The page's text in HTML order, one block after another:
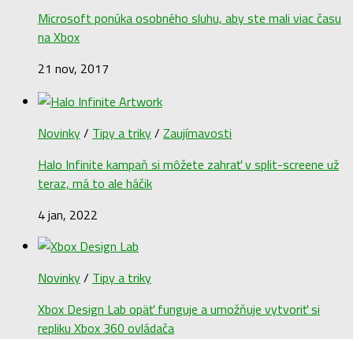
Microsoft ponúka osobného sluhu, aby ste mali viac času
na Xbox
21 nov, 2017
Novinky/ Tipy a triky/ Zaujímavosti
Halo Infinite kampaň si môžete zahrať v split-screene už
teraz, má to ale háčik
4 jan, 2022
Novinky/ Tipy a triky
Xbox Design Lab opäť funguje a umožňuje vytvoriť si
repliku Xbox 360 ovládača